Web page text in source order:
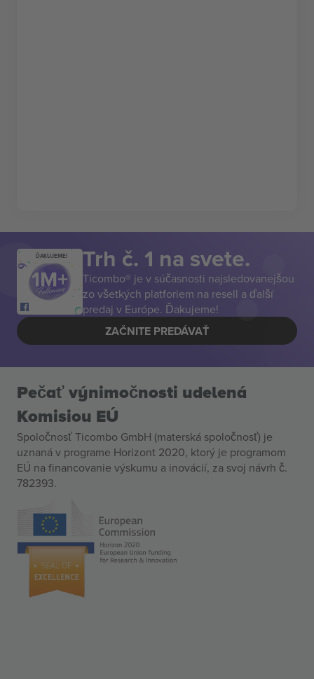
ĎAKUJEME! Trh č. 1 na svete.
Ticombo® je v súčasnosti najsledovanejšou
zo všetkých platforiem na resell a ďalší
predaj v Európe. Ďakujeme!
ZAČNITE PREDÁVAŤ
Pečať výnimočnosti udelená
Komisiou EÚ
Spoločnosť Ticombo GmbH (materská spoločnosť) je
uznaná v programe Horizont 2020, ktorý je programom
EÚ na financovanie výskumu a inovácií, za svoj návrh č.
782393.